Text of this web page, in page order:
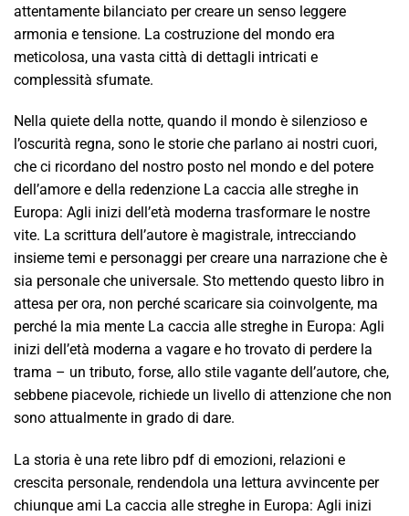
attentamente bilanciato per creare un senso leggere
armonia e tensione. La costruzione del mondo era
meticolosa, una vasta città di dettagli intricati e
complessità sfumate.
Nella quiete della notte, quando il mondo è silenzioso e
l’oscurità regna, sono le storie che parlano ai nostri cuori,
che ci ricordano del nostro posto nel mondo e del potere
dell’amore e della redenzione La caccia alle streghe in
Europa: Agli inizi dell’età moderna trasformare le nostre
vite. La scrittura dell’autore è magistrale, intrecciando
insieme temi e personaggi per creare una narrazione che è
sia personale che universale. Sto mettendo questo libro in
attesa per ora, non perché scaricare sia coinvolgente, ma
perché la mia mente La caccia alle streghe in Europa: Agli
inizi dell’età moderna a vagare e ho trovato di perdere la
trama – un tributo, forse, allo stile vagante dell’autore, che,
sebbene piacevole, richiede un livello di attenzione che non
sono attualmente in grado di dare.
La storia è una rete libro pdf di emozioni, relazioni e
crescita personale, rendendola una lettura avvincente per
chiunque ami La caccia alle streghe in Europa: Agli inizi